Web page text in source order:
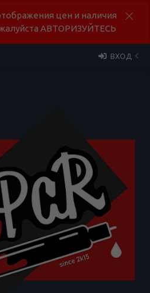
цен и наличия
АВТОРИЗУЙТЕСЬ
ВХОД